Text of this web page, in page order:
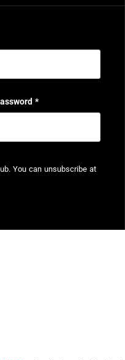
*
You can unsubscribe at